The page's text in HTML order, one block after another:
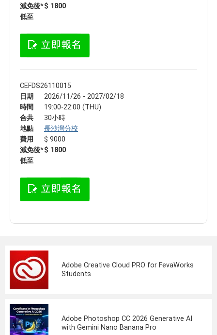
減免後*
低至
$ 1800
CEFDS26110015
日期
2026/11/26 - 2027/02/18
時間
19:00-22:00 (THU)
合共
30小時
地點
長沙灣分校
費用
$ 9000
減免後*
低至
$ 1800
Adobe Creative Cloud PRO for FevaWorks
Students
Adobe Photoshop CC 2026 Generative AI
with Gemini Nano Banana Pro